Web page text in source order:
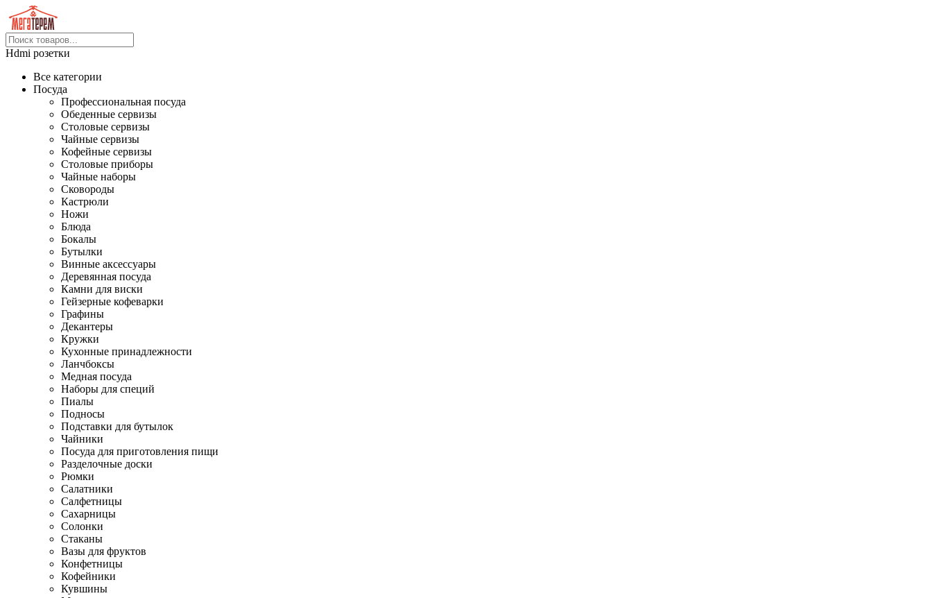
Hdmi розетки
Все категории
Посуда
Профессиональная посуда
Обеденные сервизы
Столовые сервизы
Чайные сервизы
Кофейные сервизы
Столовые приборы
Чайные наборы
Сковороды
Кастрюли
Ножи
Блюда
Бокалы
Бутылки
Винные аксессуары
Деревянная посуда
Камни для виски
Гейзерные кофеварки
Графины
Декантеры
Кружки
Кухонные принадлежности
Ланчбоксы
Медная посуда
Наборы для специй
Пиалы
Подносы
Подставки для бутылок
Чайники
Посуда для приготовления пищи
Разделочные доски
Рюмки
Салатники
Салфетницы
Сахарницы
Солонки
Стаканы
Вазы для фруктов
Конфетницы
Кофейники
Кувшины